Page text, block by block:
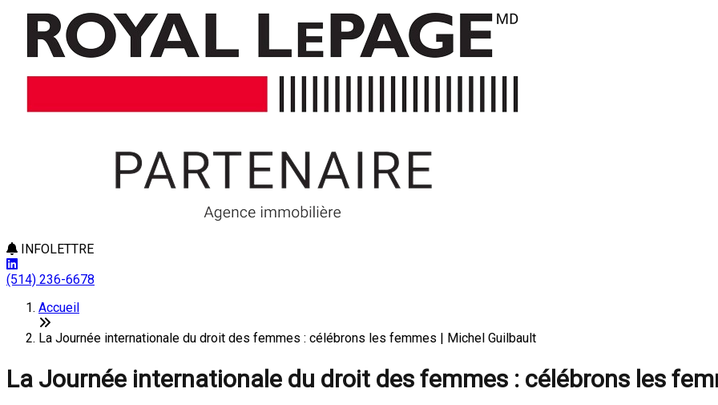
INFOLETTRE
(514) 236-6678
Accueil
La Journée internationale du droit des femmes : célébrons les femmes | Michel Guilbault
La Journée internationale du droit des femmes : célébrons les